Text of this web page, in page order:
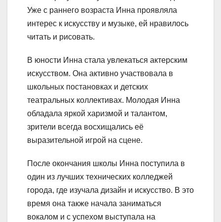
Уже с раннего возраста Инна проявляла
интерес к искусству и музыке, ей нравилось
читать и рисовать.
В юности Инна стала увлекаться актерским
искусством. Она активно участвовала в
школьных постановках и детских
театральных коллективах. Молодая Инна
обладала яркой харизмой и талантом,
зрители всегда восхищались её
выразительной игрой на сцене.
После окончания школы Инна поступила в
один из лучших технических колледжей
города, где изучала дизайн и искусство. В это
время она также начала заниматься
вокалом и с успехом выступала на